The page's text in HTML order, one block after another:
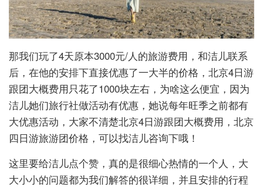
那我们玩了4天原本3000元/人的旅游费用，和洁儿联系
后，在他的安排下直接优惠了一大半的价格，北京4日游
跟团大概费用只花了1000块左右，为啥这么便宜，因为
洁儿她们旅行社做活动有优惠，她说每年旺季之前都有
大优惠活动，大家不清楚北京4日游跟团大概费用，北京
四日游旅游团价格，可以找洁儿咨询下哦！
这里要给洁儿点个赞，真的是很细心热情的一个人，大
大小小的问题都为我们解答的很详细，并且安排的行程